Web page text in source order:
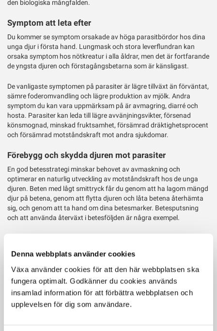
Denna webbplats använder cookies
Växa använder cookies för att den här webbplatsen ska
fungera optimalt. Godkänner du cookies används
insamlad information för att förbättra webbplatsen och
upplevelsen för dig som användare.
den biologiska mångfalden.
Symptom att leta efter
Du kommer se symptom orsakade av höga parasitbördor hos dina
unga djur i första hand. Lungmask och stora leverflundran kan
orsaka symptom hos nötkreatur i alla åldrar, men det är fortfarande
de yngsta djuren och förstagångsbetarna som är känsligast.
De vanligaste symptomen på parasiter är lägre tillväxt än förväntat,
sämre foderomvandling och lägre produktion av mjölk. Andra
symptom du kan vara uppmärksam på är avmagring, diarré och
hosta. Parasiter kan leda till lägre avvänjningsvikter, försenad
könsmognad, minskad fruktsamhet, försämrad dräktighetsprocent
och försämrad motståndskraft mot andra sjukdomar.
Förebygg och skydda djuren mot parasiter
En god betesstrategi minskar behovet av avmaskning och
optimerar en naturlig utveckling av motståndskraft hos de unga
djuren. Beten med lågt smittryck får du genom att ha lagom mängd
djur på betena, genom att flytta djuren och låta betena återhämta
sig, och genom att ta hand om dina betesmarker. Betesputsning
och att använda återväxt i betesföljden är några exempel.
att minska parasitsmitta. För kor med kalv går det att låta kalvarna
förbeta. Då används en tråd som kalvarna kan gå under men som
håller korna kvar.
Tänk dig för vid inköp av djur
Om du inte har stora leverflundran eller lungmask i din besättning